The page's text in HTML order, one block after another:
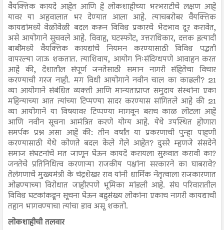
वैयक्तिक कायदे आहेत आणि हे लोकशाहीच्या भरभराटीचे लक्षण आहे
यावर या अहवालात भर देण्यात आला आहे. त्याचबरोबर वैयक्तिक
कायद्यांमध्ये वेळोवेळी बदल करून विविध प्रकारचे भेदभाव दूर करावेत,
असे आयोगाने सुचवले आहे. विवाह, घटस्फोट, उत्तराधिकार, दत्तक इत्यादी
बाबींमध्ये वैयक्तिक कायद्यांचे नियमन करण्यासाठी विविध पद्धती
वापरल्या जाऊ शकतात. त्याशिवाय, आयोग निःसंदिग्धपणे आवाहन करत
आहे की, देशातील संपूर्ण जनतेसाठी समान नागरी संहितेचा विचार
करण्याची गरज नाही. मग विधी आयोगाने नवीन चाल का काढली? 21
व्या आयोगाने संबंधित व्यक्ती आणि मान्यताप्राप्त समुदाय संस्थांना एका
महिन्याच्या आत त्यांच्या टिप्पण्या सादर करण्यास सांगितले आहे की 21
व्या आयोगाने या विषयावर टिप्पण्या मागवून बराच काळ लोटला आहे
आणि नवीन सूचना आमंत्रित करणे योग्य आहे. येथे उपस्थित होणारा
समर्पक प्रश्न असा आहे की: तीन वर्षांत या प्रकरणाची पुन्हा पाहणी
करण्यासाठी येथे कोणते बदल केले गेले आहेत? दुसरे म्हणजे संसदेने
समाज संघटनांचे मत जाणून घेऊन कायदे करायला सुरुवात करावी का?
जनतेचे प्रतिनिधित्व करणाऱ्या राजकीय पक्षांना सरकारने का घाबरावे?
तेलंगणाचे मुख्यमंत्री के चंद्रशेखर राव यांनी धार्मिक नेतृत्वाला राजकारणात
ओढण्याच्या विरोधात जाहीरपणे भूमिका मांडली आहे. संघ परिवारातील
विविध घटकांकडून सूचना घेऊन बहुसंख्य लोकांना एकाच नागरी कायद्याची
तहान भागवण्याचा त्यांचा डाव असू शकतो.
लोकशाहीची तलवार